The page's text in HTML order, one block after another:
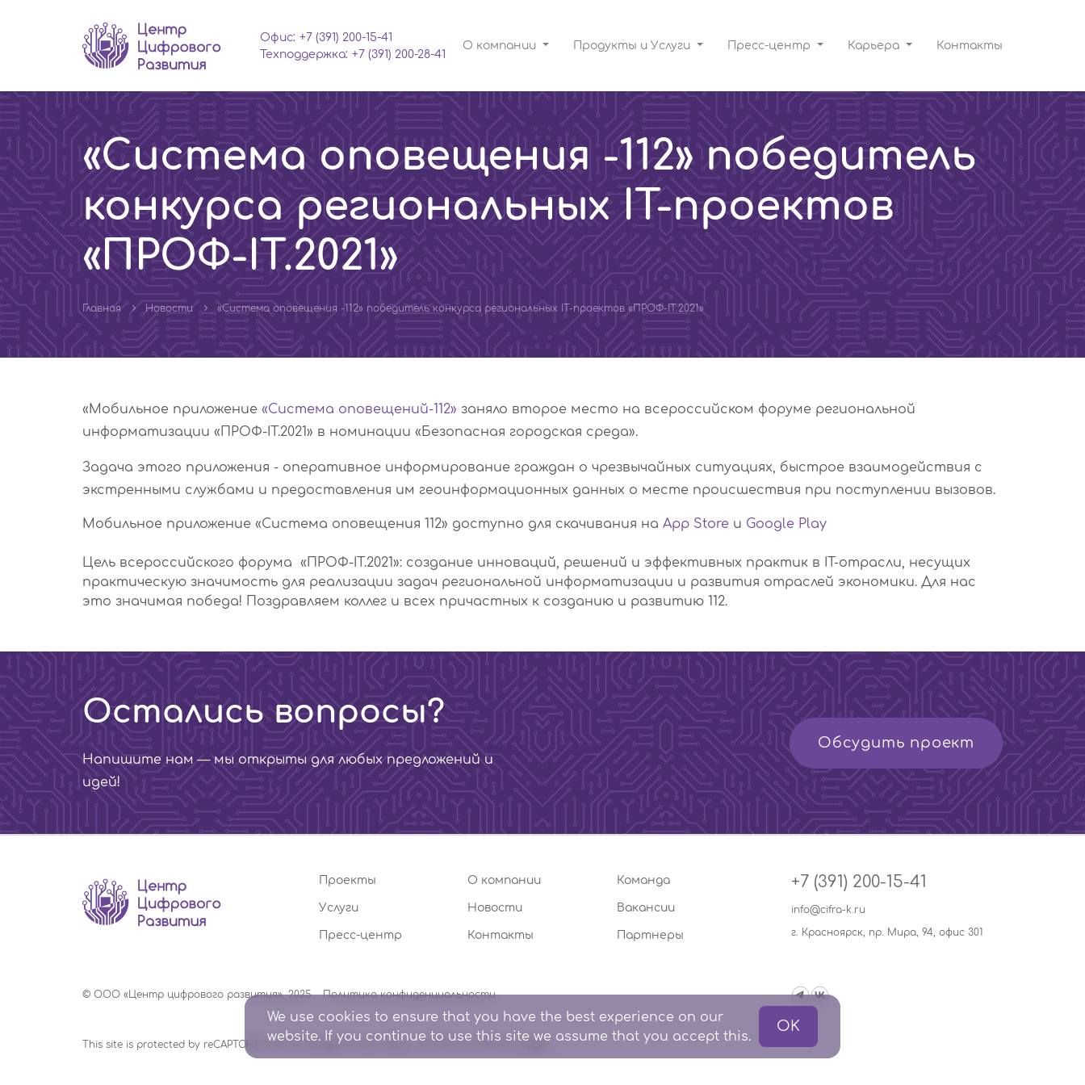
Офис: +7 (391) 200-15-41
Техподдержка: +7 (391) 200-28-41
О компании Продукты и Услуги Пресс-центр Карьера Контакты
«Система оповещения -112» победитель
конкурса региональных IT-проектов
«ПРОФ-IT.2021»
Главная Новости «Система оповещения -112» победитель конкурса региональных IT-проектов «ПРОФ-IT.2021»
«Мобильное приложение «Система оповещений-112» заняло второе место на всероссийском форуме региональной
информатизации «ПРОФ-IT.2021» в номинации «Безопасная городская среда».
Задача этого приложения - оперативное информирование граждан о чрезвычайных ситуациях, быстрое взаимодействия с
экстренными службами и предоставления им геоинформационных данных о месте происшествия при поступлении вызовов.
Мобильное приложение «Система оповещения 112» доступно для скачивания на App Store и Google Play
Цель всероссийского форума «ПРОФ-IT.2021»: создание инноваций, решений и эффективных практик в IT-отрасли, несущих
практическую значимость для реализации задач региональной информатизации и развития отраслей экономики. Для нас
это значимая победа! Поздравляем коллег и всех причастных к созданию и развитию 112.
Остались вопросы?
Напишите нам — мы открыты для любых предложений и
идей!
Обсудить проект
Проекты О компании Команда
Услуги Новости Вакансии
Пресс-центр Контакты Партнеры
+7 (391) 200-15-41
info@cifra-k.ru
г. Красноярск, пр. Мира, 94, офис 301
© ООО «Центр цифрового развития», 2025 Политика конфиденциальности
This site is protected by reCAPTCHA and the Google
We use cookies to ensure that you have the best experience on our
website. If you continue to use this site we assume that you accept this.
OK